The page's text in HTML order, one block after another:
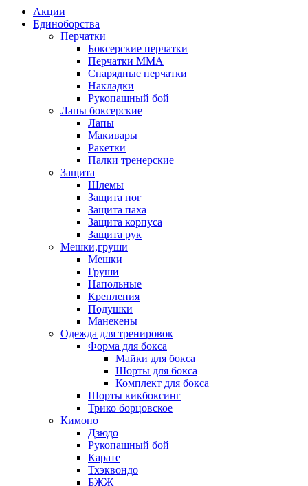
Акции
Единоборства
Перчатки
Боксерские перчатки
Перчатки ММА
Снарядные перчатки
Накладки
Рукопашный бой
Лапы боксерские
Лапы
Макивары
Ракетки
Палки тренерские
Защита
Шлемы
Защита ног
Защита паха
Защита корпуса
Защита рук
Мешки,груши
Мешки
Груши
Напольные
Крепления
Подушки
Манекены
Одежда для тренировок
Форма для бокса
Майки для бокса
Шорты для бокса
Комплект для бокса
Шорты кикбоксинг
Трико борцовское
Кимоно
Дзюдо
Рукопашный бой
Карате
Тхэквондо
БЖЖ